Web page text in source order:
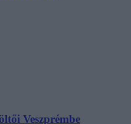
Veszprémbe